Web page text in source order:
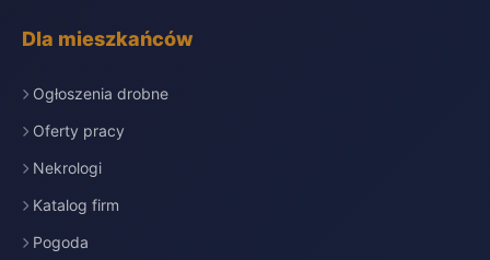
Dla mieszkańców
Ogłoszenia drobne
Oferty pracy
Nekrologi
Katalog firm
Pogoda